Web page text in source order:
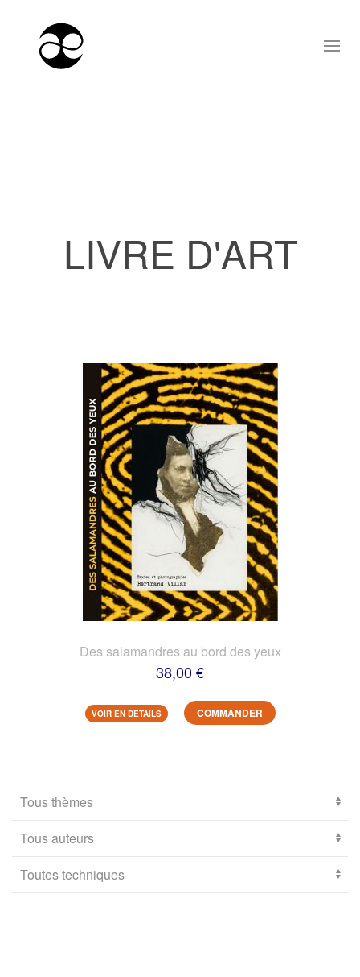
LIVRE D'ART
Des salamandres au bord des yeux
38,00 €
VOIR EN DETAILS COMMANDER